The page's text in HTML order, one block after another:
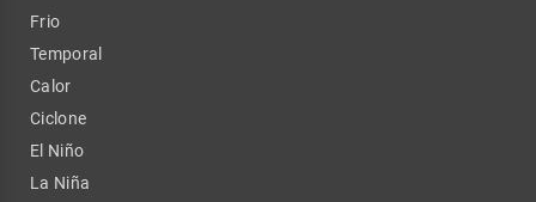
Frio
Temporal
Calor
Ciclone
El Niño
La Niña